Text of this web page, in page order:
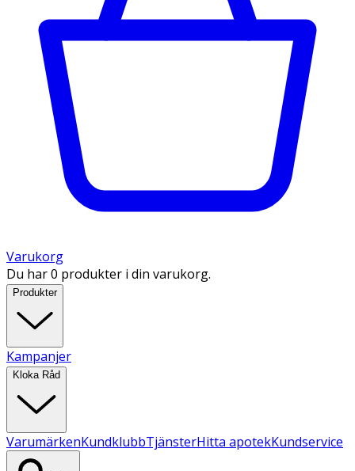
Varukorg
Du har 0 produkter i din varukorg.
Produkter
Kampanjer
Kloka Råd
VarumärkenKundklubbTjänsterHitta apotekKundservice